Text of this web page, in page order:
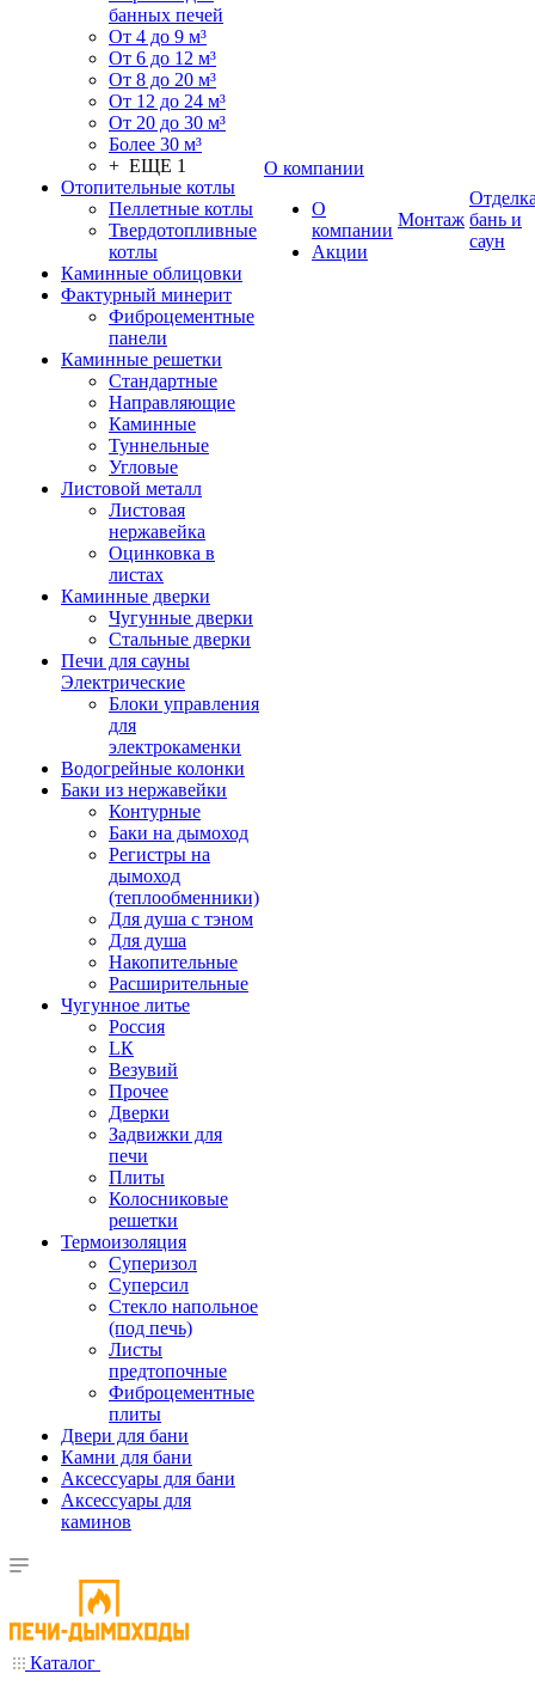
банных печей
От 4 до 9 м³
От 6 до 12 м³
От 8 до 20 м³
От 12 до 24 м³
От 20 до 30 м³
Более 30 м³
+ ЕЩЕ 1
Отопительные котлы
Пеллетные котлы
Твердотопливные
котлы
Каминные облицовки
Фактурный минерит
Фиброцементные
панели
Каминные решетки
Стандартные
Направляющие
Каминные
Туннельные
Угловые
Листовой металл
Листовая
нержавейка
Оцинковка в
листах
Каминные дверки
Чугунные дверки
Стальные дверки
Печи для сауны
Электрические
Блоки управления
для
электрокаменки
Водогрейные колонки
Баки из нержавейки
Контурные
Баки на дымоход
Регистры на
дымоход
(теплообменники)
Для душа с тэном
Для душа
Накопительные
Расширительные
Чугунное литье
Россия
LК
Везувий
Прочее
Дверки
Задвижки для
печи
Плиты
Колосниковые
решетки
Термоизоляция
Суперизол
Суперсил
Стекло напольное
(под печь)
Листы
предтопочные
Фиброцементные
плиты
Двери для бани
Камни для бани
Аксессуары для бани
Аксессуары для
каминов
О компании
О
компании
Акции
Монтаж бань и
саун
Каталог